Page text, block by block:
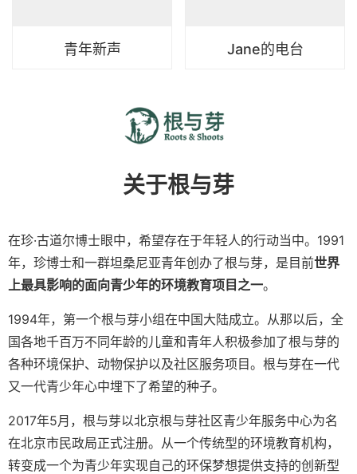
青年新声 Jane的电台
关于根与芽
在珍·古道尔博士眼中，希望存在于年轻人的行动当中。 1991
年，珍博士和一群坦桑尼亚青年创办了根与芽，是目前世界
上最具影响的面向青少年的环境教育项目之一。
1994年，第一个根与芽小组在中国大陆成立。从那以后，全
国各地千百万不同年龄的儿童和青年人积极参加了根与芽的
各种环境保护、动物保护以及社区服务项目。根与芽在一代
又一代青少年心中埋下了希望的种子。
2017年5月，根与芽以北京根与芽社区青少年服务中心为名
在北京市民政局正式注册。从一个传统型的环境教育机构，
转变成一个为青少年实现自己的环保梦想提供支持的创新型